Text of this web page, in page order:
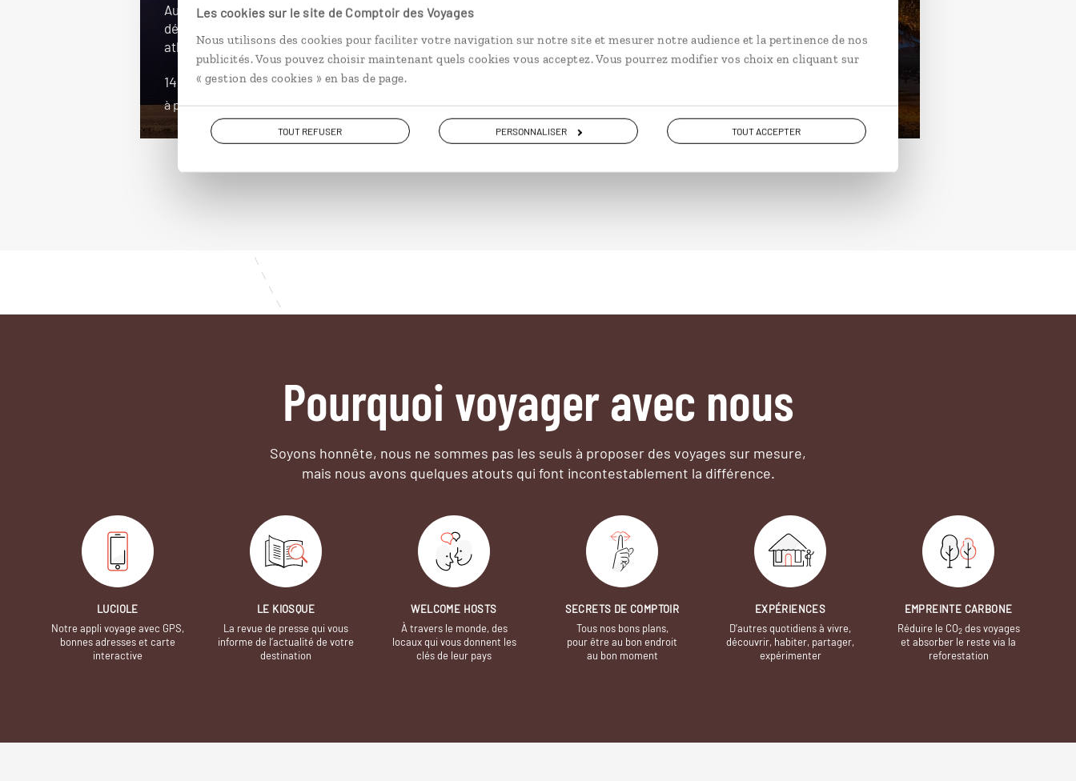
Les cookies sur le site de Comptoir des Voyages
Nous utilisons des cookies pour faciliter votre navigation sur notre site et mesurer notre audience et la pertinence de nos
publicités. Vous pouvez choisir maintenant quels cookies vous acceptez. Vous pourrez modifier vos choix en cliquant sur
« gestion des cookies » en bas de page.
TOUT REFUSER PERSONNALISER TOUT ACCEPTER
Autotour dans le Sud namibien, du
désert du Kalahari à la côte
atlantique.
14 jours / 11 nuits
à partir de 3200€
Tour complet de la Namibie :
Kalahari...
à partir de 3500€
Sossuvlei.
à partir de 2900€
Pourquoi voyager avec nous
Soyons honnête, nous ne sommes pas les seuls à proposer des voyages sur mesure,
mais nous avons quelques atouts qui font incontestablement la différence.
LUCIOLE
Notre appli voyage avec GPS,
bonnes adresses et carte
interactive
LE KIOSQUE
La revue de presse qui vous
informe de l’actualité de votre
destination
WELCOME HOSTS
À travers le monde, des
locaux qui vous donnent les
clés de leur pays
SECRETS DE COMPTOIR
Tous nos bons plans,
pour être au bon endroit
au bon moment
EXPÉRIENCES
D’autres quotidiens à vivre,
découvrir, habiter, partager,
expérimenter
EMPREINTE CARBONE
Réduire le CO2des voyages
et absorber le reste via la
reforestation